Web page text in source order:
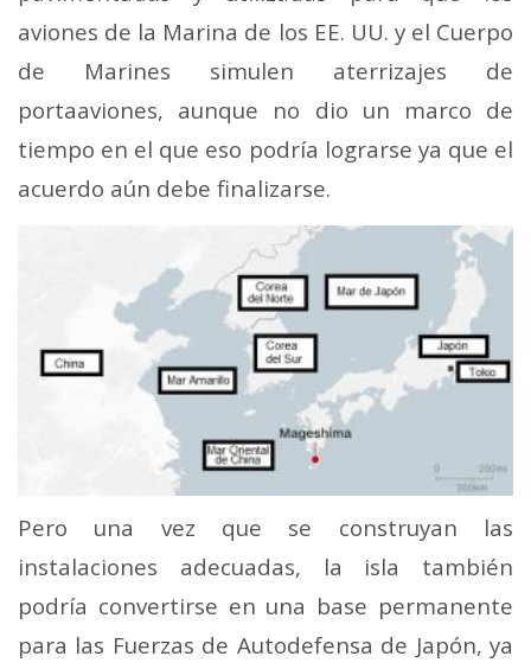
aviones de la Marina de los EE. UU. y el Cuerpo
de Marines simulen aterrizajes de
portaaviones, aunque no dio un marco de
tiempo en el que eso podría lograrse ya que el
acuerdo aún debe finalizarse.
Pero una vez que se construyan las
instalaciones adecuadas, la isla también
podría convertirse en una base permanente
para las Fuerzas de Autodefensa de Japón, ya